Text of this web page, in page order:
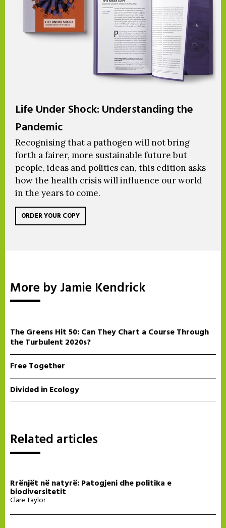
Life Under Shock: Understanding the
Pandemic
Recognising that a pathogen will not bring
forth a fairer, more sustainable future but
people, ideas and politics can, this edition asks
how the health crisis will influence our world
in the years to come.
ORDER YOUR COPY
More by Jamie Kendrick
The Greens Hit 50: Can They Chart a Course Through
the Turbulent 2020s?
Free Together
Divided in Ecology
Related articles
Rrënjët në natyrë: Patogjeni dhe politika e
biodiversitetit
Clare Taylor